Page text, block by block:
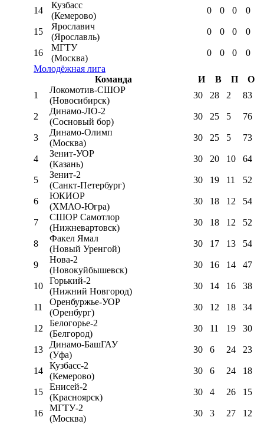
14
Кузбасс
(Кемерово)
0 0 0 0
15
Ярославич
(Ярославль)
0 0 0 0
16
МГТУ
(Москва)
0 0 0
0
Молодёжная лига
Команда
И В П
О
1
Локомотив-CШОР
(Новосибирск)
30 28 2 83
2
Динамо-ЛО-2
(Сосновый бор)
30 25 5 76
3
Динамо-Олимп
(Москва)
30 25 5 73
4
Зенит-УОР
(Казань)
30 20 10 64
5
Зенит-2
(Санкт-Петербург)
30 19 11 52
6
ЮКИОР
(ХМАО-Югра)
30 18 12 54
7
СШОР Самотлор
(Нижневартовск)
30 18 12 52
8
Факел Ямал
(Новый Уренгой)
30 17 13 54
9
Нова-2
(Новокуйбышевск)
30 16 14 47
10
Горький-2
(Нижний Новгород)
30 14 16 38
11
Оренбуржье-УОР
(Оренбург)
30 12 18 34
12
Белогорье-2
(Белгород)
30 11 19 30
13
Динамо-БашГАУ
(Уфа)
30 6 24 23
14
Кузбасс-2
(Кемерово)
30 6 24 18
15
Енисей-2
(Красноярск)
30 4 26 15
16
МГТУ-2
(Москва)
30 3 27 12